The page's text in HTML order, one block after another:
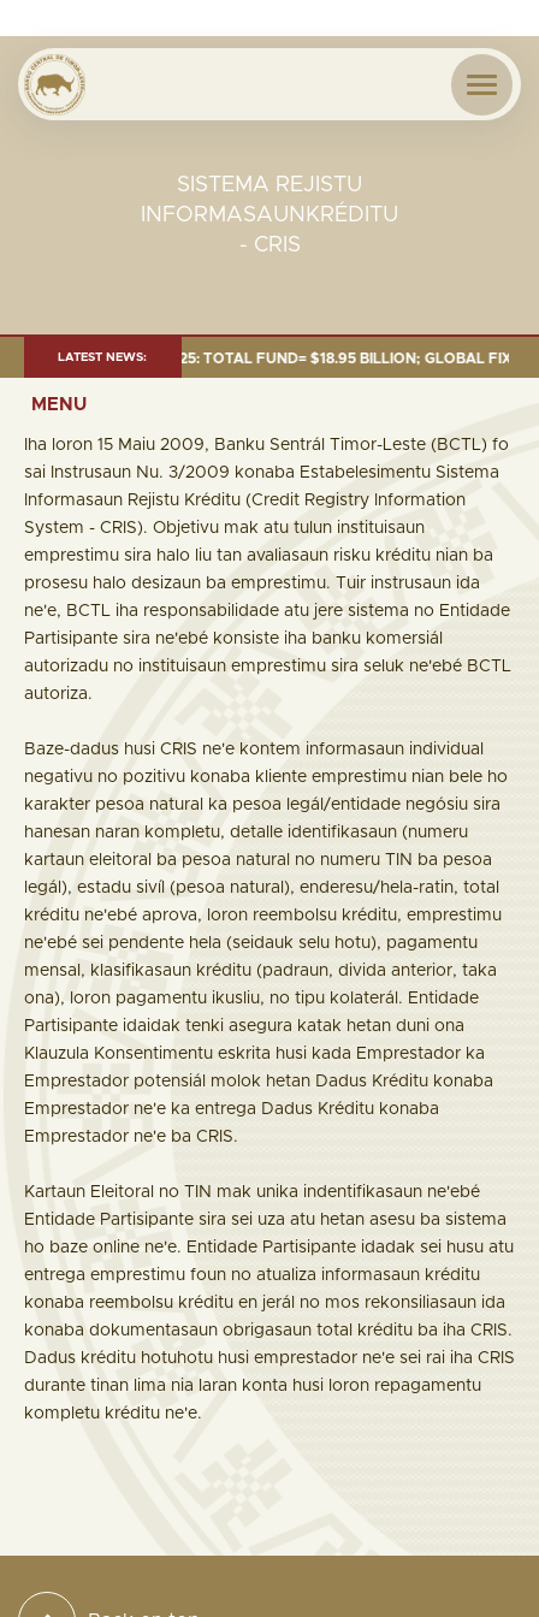
SISTEMA REJISTU
INFORMASAUNKRÉDITU
- CRIS
LATEST NEWS:
AS OF 30 SEP. 2025: TOTAL FUND= $18.95 BILLION; GLOBAL FIXED
MENU
Iha loron 15 Maiu 2009, Banku Sentrál Timor-Leste (BCTL) fo
sai Instrusaun Nu. 3/2009 konaba Estabelesimentu Sistema
Informasaun Rejistu Kréditu (Credit Registry Information
System - CRIS). Objetivu mak atu tulun instituisaun
emprestimu sira halo liu tan avaliasaun risku kréditu nian ba
prosesu halo desizaun ba emprestimu. Tuir instrusaun ida
ne'e, BCTL iha responsabilidade atu jere sistema no Entidade
Partisipante sira ne'ebé konsiste iha banku komersiál
autorizadu no instituisaun emprestimu sira seluk ne'ebé BCTL
autoriza.
Baze-dadus husi CRIS ne'e kontem informasaun individual
negativu no pozitivu konaba kliente emprestimu nian bele ho
karakter pesoa natural ka pesoa legál/entidade negósiu sira
hanesan naran kompletu, detalle identifikasaun (numeru
kartaun eleitoral ba pesoa natural no numeru TIN ba pesoa
legál), estadu sivíl (pesoa natural), enderesu/hela-ratin, total
kréditu ne'ebé aprova, loron reembolsu kréditu, emprestimu
ne'ebé sei pendente hela (seidauk selu hotu), pagamentu
mensal, klasifikasaun kréditu (padraun, divida anterior, taka
ona), loron pagamentu ikusliu, no tipu kolaterál. Entidade
Partisipante idaidak tenki asegura katak hetan duni ona
Klauzula Konsentimentu eskrita husi kada Emprestador ka
Emprestador potensiál molok hetan Dadus Kréditu konaba
Emprestador ne'e ka entrega Dadus Kréditu konaba
Emprestador ne'e ba CRIS.
Kartaun Eleitoral no TIN mak unika indentifikasaun ne'ebé
Entidade Partisipante sira sei uza atu hetan asesu ba sistema
ho baze online ne'e. Entidade Partisipante idadak sei husu atu
entrega emprestimu foun no atualiza informasaun kréditu
konaba reembolsu kréditu en jerál no mos rekonsiliasaun ida
konaba dokumentasaun obrigasaun total kréditu ba iha CRIS.
Dadus kréditu hotuhotu husi emprestador ne'e sei rai iha CRIS
durante tinan lima nia laran konta husi loron repagamentu
kompletu kréditu ne'e.